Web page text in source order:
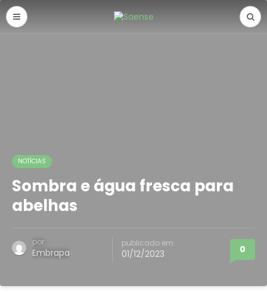
NOTÍCIAS
Sombra e água fresca para
abelhas
por
Embrapa
publicado em
01/12/2023 0